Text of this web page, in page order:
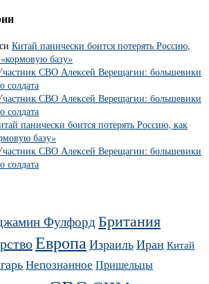
Китай панически боится потерять Россию,
базу»
СВО Алексей Верещагин: большевики
солдата
СВО Алексей Верещагин: большевики
солдата
панически боится потерять Россию, как
базу»
СВО Алексей Верещагин: большевики
солдата
Фулфорд Британия
ЕвропаИзраильИран Китай
Непознанное Пришельцы